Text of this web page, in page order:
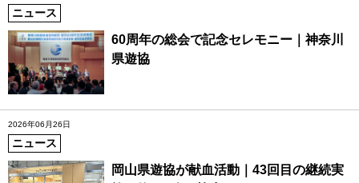
ニュース
60周年の総会で記念セレモニー｜神奈川
県遊協
2026年06月26日
ニュース
岡山県遊協が献血活動｜43回目の継続実